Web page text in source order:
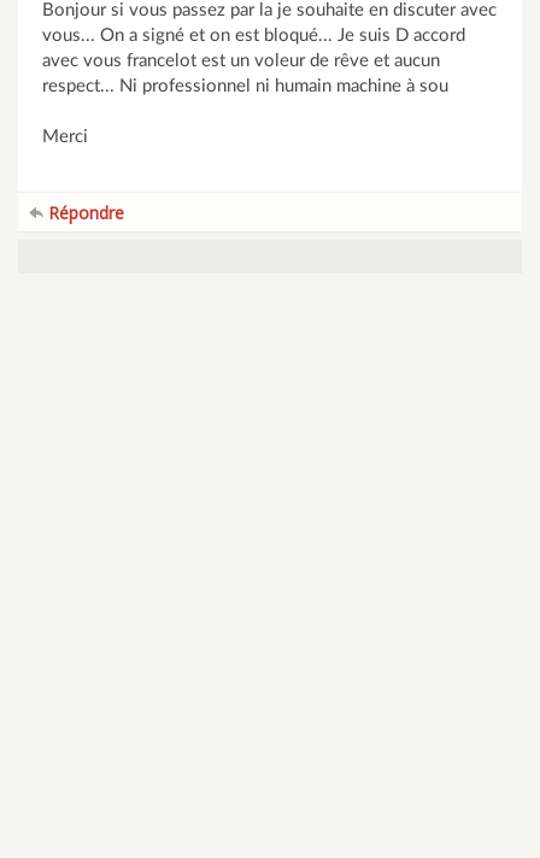
Bonjour si vous passez par la je souhaite en discuter avec
vous... On a signé et on est bloqué... Je suis D accord
avec vous francelot est un voleur de rêve et aucun
respect... Ni professionnel ni humain machine à sou
Merci
Répondre